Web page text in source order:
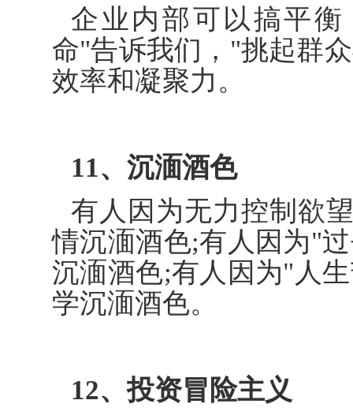
企业内部可以搞平
命"告诉我们，"挑起群
效率和凝聚力。
11、沉湎酒色
有人因为无力控制欲
情沉湎酒色;有人因为"
沉湎酒色;有人因为"人
学沉湎酒色。
12、投资冒险主义